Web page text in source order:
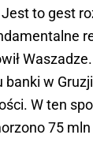
Jest to gest
Waszadze.
banki w
W ten
75 mln